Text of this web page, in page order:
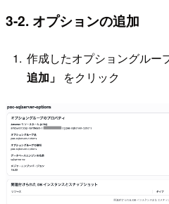
3-2. オプションの追加
作成したオプショングルー
追加」
をクリック